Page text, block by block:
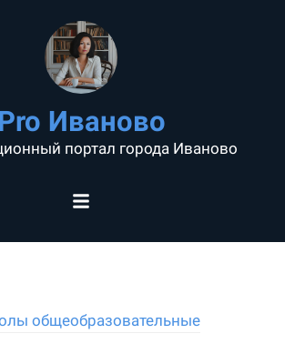
Pro Иваново
портал города Иваново
общеобразовательные